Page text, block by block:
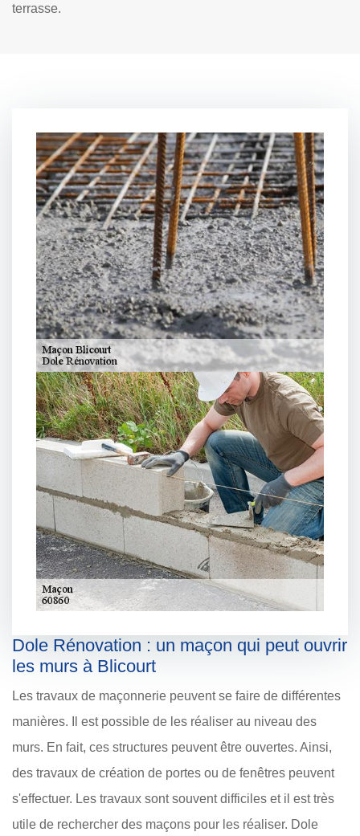
terrasse.
Dole Rénovation : un maçon qui peut ouvrir
les murs à Blicourt
Les travaux de maçonnerie peuvent se faire de différentes
manières. Il est possible de les réaliser au niveau des
murs. En fait, ces structures peuvent être ouvertes. Ainsi,
des travaux de création de portes ou de fenêtres peuvent
s'effectuer. Les travaux sont souvent difficiles et il est très
utile de rechercher des maçons pour les réaliser. Dole